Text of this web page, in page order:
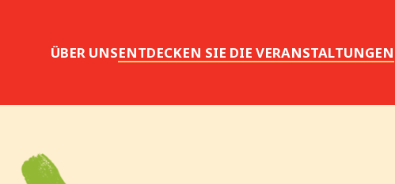
ÜBER UNSENTDECKEN SIE DIE VERANSTALTUNGEN